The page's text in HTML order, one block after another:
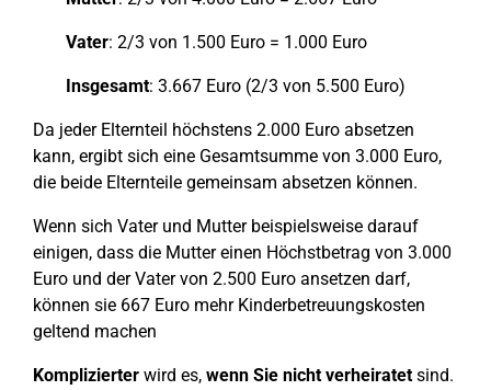
Vater: 2/3 von 1.500 Euro = 1.000 Euro
Insgesamt: 3.667 Euro (2/3 von 5.500 Euro)
Da jeder Elternteil höchstens 2.000 Euro absetzen
kann, ergibt sich eine Gesamtsumme von 3.000 Euro,
die beide Elternteile gemeinsam absetzen können.
Wenn sich Vater und Mutter beispielsweise darauf
einigen, dass die Mutter einen Höchstbetrag von 3.000
Euro und der Vater von 2.500 Euro ansetzen darf,
können sie 667 Euro mehr Kinderbetreuungskosten
geltend machen
Komplizierter wird es, wenn Sie nicht verheiratetsind.